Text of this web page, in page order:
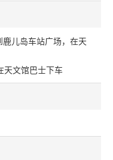
儿岛车站广场，在天
天文馆巴士下车